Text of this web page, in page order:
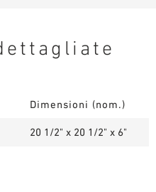
Dimensioni (nom.)
20 1/2" x 20 1/2" x 6"